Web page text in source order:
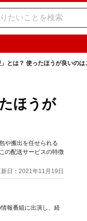
とは？ 使ったほうが良いのは
ほうが
や搬出を任せられる
の配送サービスの特徴
日：2021年11月19日
報番組に出演し、経